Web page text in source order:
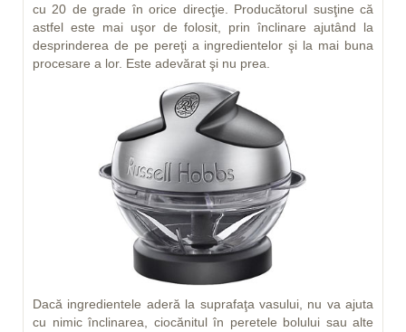
cu 20 de grade în orice direcţie. Producătorul susţine că
astfel este mai uşor de folosit, prin înclinare ajutând la
desprinderea de pe pereţi a ingredientelor şi la mai buna
procesare a lor. Este adevărat şi nu prea.
Dacă ingredientele aderă la suprafaţa vasului, nu va ajuta
cu nimic înclinarea, ciocănitul în peretele bolului sau alte